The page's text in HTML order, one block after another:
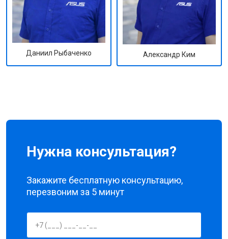
Даниил Рыбаченко Александр Ким
Нужна консультация?
Закажите бесплатную консультацию,
перезвоним за 5 минут